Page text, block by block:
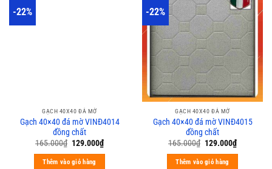
-22%
GẠCH 40X40 ĐÁ MỜ
Gạch 40×40 đá mờ VINĐ4014
đồng chất
165.000₫ 129.000₫
Thêm vào giỏ hàng
-22%
GẠCH 40X40 ĐÁ MỜ
Gạch 40×40 đá mờ VINĐ4015
đồng chất
165.000₫ 129.000₫
Thêm vào giỏ hàng